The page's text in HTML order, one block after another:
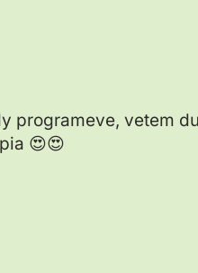
programeve, vetem
😍😍